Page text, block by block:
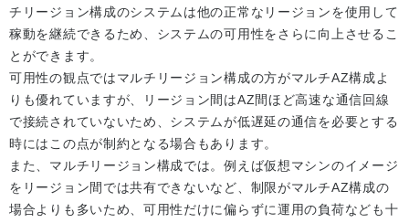
チリージョン構成のシステムは他の正常なリージョンを使用して
稼動を継続できるため、システムの可用性をさらに向上させるこ
とができます。
可用性の観点ではマルチリージョン構成の方がマルチAZ構成よ
りも優れていますが、リージョン間はAZ間ほど高速な通信回線
で接続されていないため、システムが低遅延の通信を必要とする
時にはこの点が制約となる場合もあります。
また、マルチリージョン構成では。例えば仮想マシンのイメージ
をリージョン間では共有できないなど、制限がマルチAZ構成の
場合よりも多いため、可用性だけに偏らずに運用の負荷なども十